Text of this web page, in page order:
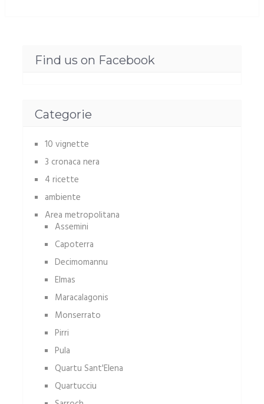
Find us on Facebook
Categorie
10 vignette
3 cronaca nera
4 ricette
ambiente
Area metropolitana
Assemini
Capoterra
Decimomannu
Elmas
Maracalagonis
Monserrato
Pirri
Pula
Quartu Sant'Elena
Quartucciu